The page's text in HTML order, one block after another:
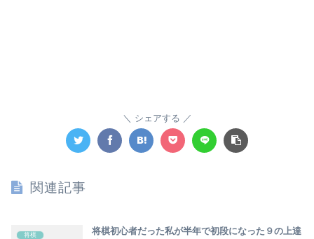
シェアする
関連記事
将棋
将棋初心者だった私が半年で初段になった９の上達